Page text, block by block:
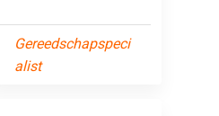
Gereedschapspeci
alist